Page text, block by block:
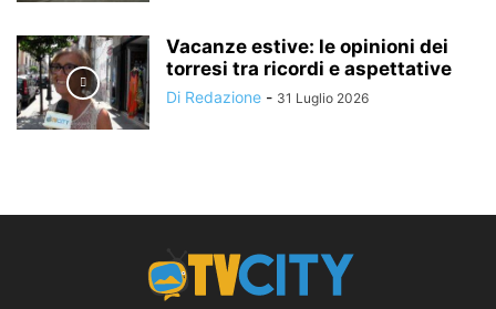
Vacanze estive: le opinioni dei
torresi tra ricordi e aspettative
Di Redazione - 31 Luglio 2026